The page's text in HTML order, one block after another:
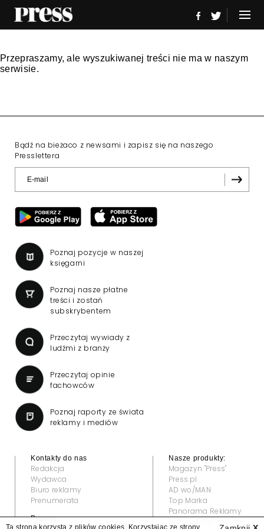
Przepraszamy, ale wyszukiwanej treści nie ma w naszym
serwisie.
Bądź na bieżaco z newsami i zapisz się na naszego
Presslettera
Poznaj pozycje w naszej
księgarni
Poznaj nasze płatne
treści i zostań
subskrybentem
Przeczytaj wywiady z
ludźmi z branży
Przeczytaj opinie
fachowców
Poznaj raporty ze świata
reklamy i mediów
Kontakty do nas
Redakcja
Wydawca
Biuro reklamy
Prenumerata
Prawne:
Nasze produkty:
Magazyn "Press"
Press.pl
AD wo/MAN
Top Marka
Panorama Reklamy
Ta strona korzysta z plików cookies. Korzystając ze strony